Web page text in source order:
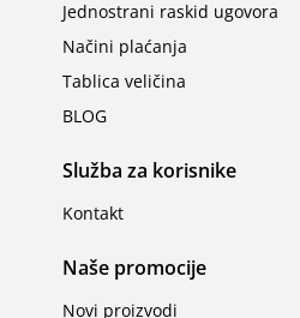
Jednostrani raskid ugovora
Načini plaćanja
Tablica veličina
BLOG
Služba za korisnike
Kontakt
Naše promocije
Novi proizvodi